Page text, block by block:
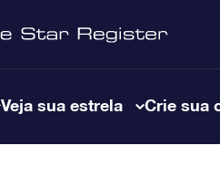
Veja sua estrela Crie sua